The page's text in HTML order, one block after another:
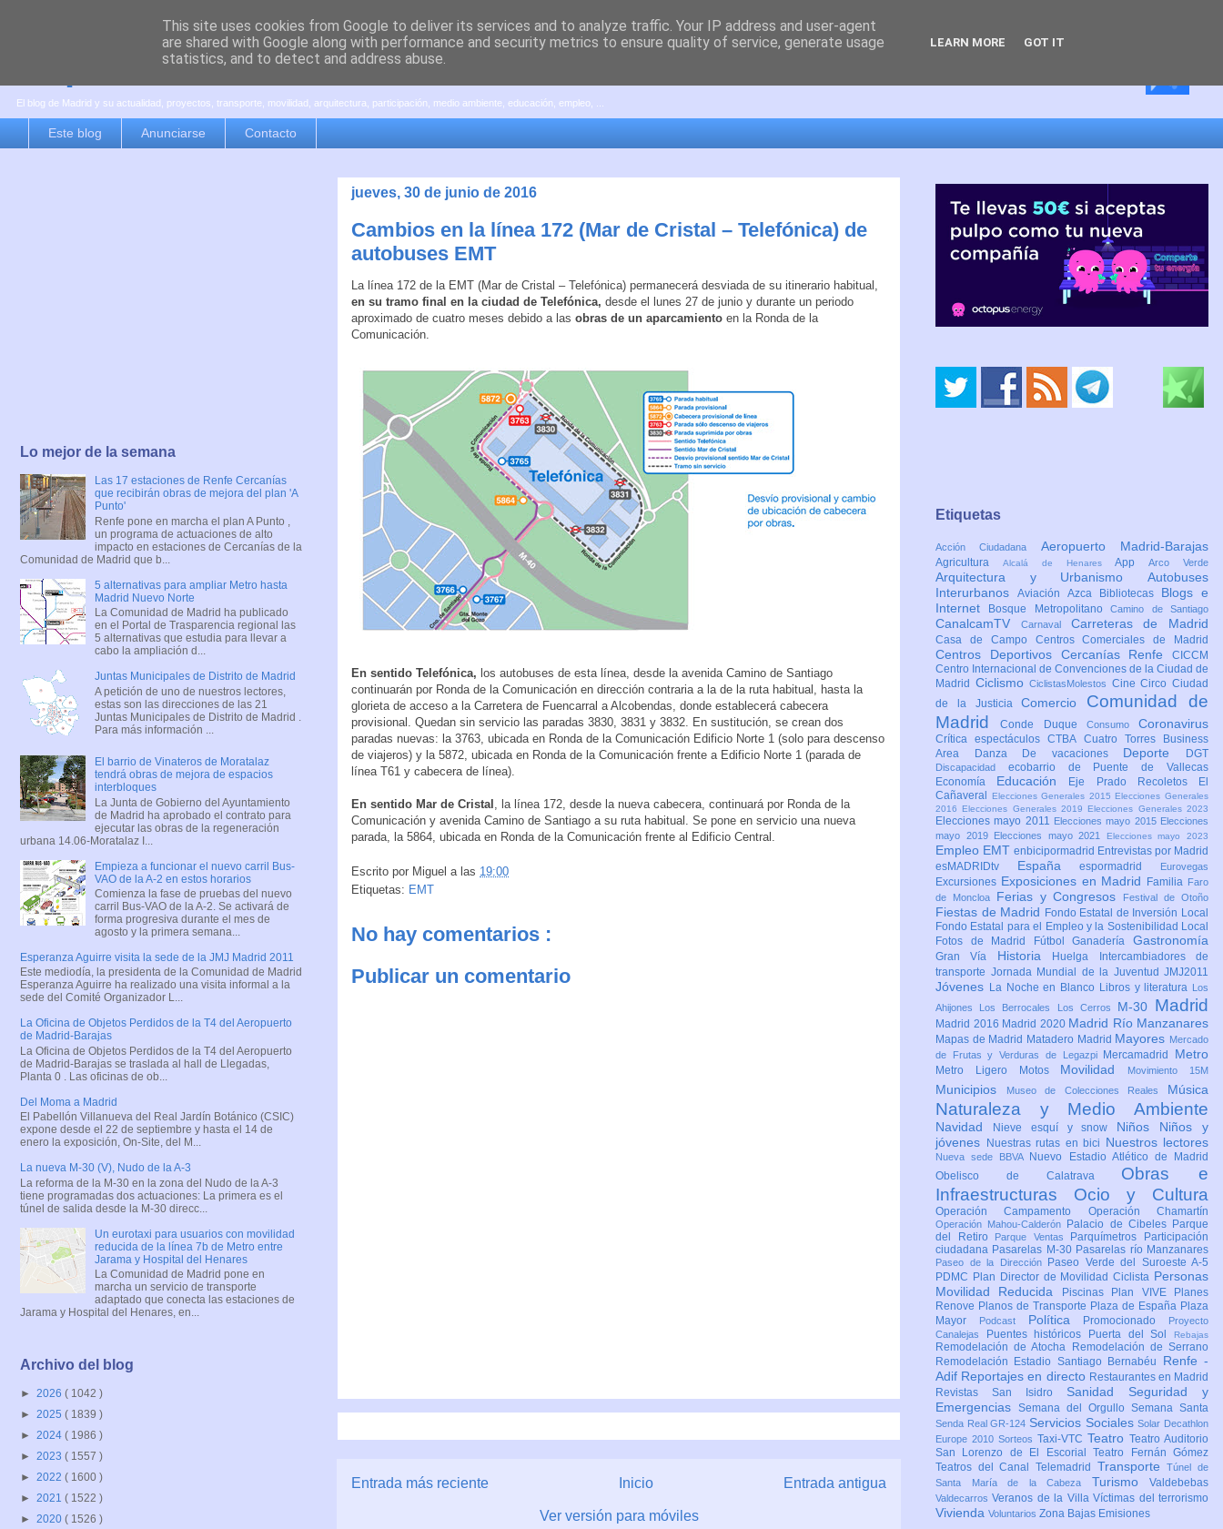
es por madrid
El blog de Madrid y su actualidad, proyectos, transporte, movilidad, arquitectura, participación, medio ambiente, educación, empleo, ...
Este blog Anunciarse Contacto
jueves, 30 de junio de 2016
Cambios en la línea 172 (Mar de Cristal – Telefónica) de
autobuses EMT
La línea 172 de la EMT (Mar de Cristal – Telefónica) permanecerá desviada de su itinerario habitual,
en su tramo final en la ciudad de Telefónica, desde el lunes 27 de junio y durante un periodo
aproximado de cuatro meses debido a las obras de un aparcamiento en la Ronda de la
Comunicación.
En sentido Telefónica, los autobuses de esta línea, desde la avenida Camino de Santiago
continuarán por Ronda de la Comunicación en dirección contraria a la de la ruta habitual, hasta la
glorieta de acceso a la Carretera de Fuencarral a Alcobendas, donde establecerá cabecera
provisional. Quedan sin servicio las paradas 3830, 3831 y 3832. En sustitución, se crean dos
paradas nuevas: la 3763, ubicada en Ronda de la Comunicación Edificio Norte 1 (solo para descenso
de viajeros) y la 5872, ubicada en Ronda de la Comunicación frente a Edificio Norte 1 (parada de
línea T61 y cabecera de línea).
En sentido Mar de Cristal
, la línea 172, desde la nueva cabecera, continuará por Ronda de la
Comunicación y avenida Camino de Santiago a su ruta habitual. Se pone en servicio una nueva
parada, la 5864, ubicada en Ronda de la Comunicación frente al Edificio Central.
Escrito por Miguel a las 19:00
Etiquetas: EMT
No hay comentarios :
Publicar un comentario
Entrada más reciente Entrada antigua
Inicio
Ver versión para móviles
Lo mejor de la semana
Las 17 estaciones de Renfe Cercanías
que recibirán obras de mejora del plan 'A
Punto'
Renfe pone en marcha el plan A Punto ,
un programa de actuaciones de alto
impacto en estaciones de Cercanías de la
Comunidad de Madrid que b...
5 alternativas para ampliar Metro hasta
Madrid Nuevo Norte
La Comunidad de Madrid ha publicado
en el Portal de Trasparencia regional las
5 alternativas que estudia para llevar a
cabo la ampliación d...
Juntas Municipales de Distrito de Madrid
A petición de uno de nuestros lectores,
estas son las direcciones de las 21
Juntas Municipales de Distrito de Madrid .
Para más información ...
El barrio de Vinateros de Moratalaz
tendrá obras de mejora de espacios
interbloques
La Junta de Gobierno del Ayuntamiento
de Madrid ha aprobado el contrato para
ejecutar las obras de la regeneración
urbana 14.06-Moratalaz I...
Empieza a funcionar el nuevo carril Bus-
VAO de la A-2 en estos horarios
Comienza la fase de pruebas del nuevo
carril Bus-VAO de la A-2. Se activará de
forma progresiva durante el mes de
agosto y la primera semana...
Esperanza Aguirre visita la sede de la JMJ Madrid 2011
Este mediodía, la presidenta de la Comunidad de Madrid
Esperanza Aguirre ha realizado una visita informal a la
sede del Comité Organizador L...
La Oficina de Objetos Perdidos de la T4 del Aeropuerto
de Madrid-Barajas
La Oficina de Objetos Perdidos de la T4 del Aeropuerto
de Madrid-Barajas se traslada al hall de Llegadas,
Planta 0 . Las oficinas de ob...
Del Moma a Madrid
El Pabellón Villanueva del Real Jardín Botánico (CSIC)
expone desde el 22 de septiembre y hasta el 14 de
enero la exposición, On-Site, del M...
La nueva M-30 (V), Nudo de la A-3
La reforma de la M-30 en la zona del Nudo de la A-3
tiene programadas dos actuaciones: La primera es el
túnel de salida desde la M-30 direcc...
Un eurotaxi para usuarios con movilidad
reducida de la línea 7b de Metro entre
Jarama y Hospital del Henares
La Comunidad de Madrid pone en
marcha un servicio de transporte
adaptado que conecta las estaciones de
Jarama y Hospital del Henares, en...
Archivo del blog
► 2026 ( 1042 )
► 2025 ( 1839 )
► 2024 ( 1986 )
► 2023 ( 1557 )
► 2022 ( 1600 )
► 2021 ( 1522 )
► 2020 ( 1526 )
Etiquetas
Acción Ciudadana Aeropuerto Madrid-Barajas
Agricultura Alcalá de HenaresAppArco Verde
Arquitectura y Urbanismo Autobuses
Interurbanos Aviación Azca Bibliotecas Blogs e
Internet
Bosque MetropolitanoCamino de Santiago
CanalcamTV Carnaval Carreteras de Madrid
Casa de Campo Centros Comerciales de Madrid
Centros Deportivos Cercanías Renfe CICCM
Centro Internacional de Convenciones de la Ciudad de
Madrid CiclismoCiclistasMolestos CineCircoCiudad
de la JusticiaComercio Comunidad de
MadridConde Duque Consumo Coronavirus
Crítica espectáculosCTBA Cuatro Torres Business
Area
Danza De vacaciones Deporte DGT
Discapacidad ecobarrio de Puente de Vallecas
Economía Educación Eje Prado Recoletos
El
Cañaveral
Elecciones Generales 2015 Elecciones Generales
2016 Elecciones Generales 2019 Elecciones Generales 2023
Elecciones mayo 2011 Elecciones mayo 2015 Elecciones
mayo 2019
Elecciones mayo 2021 Elecciones mayo 2023
Empleo EMT enbicipormadrid Entrevistas por Madrid
esMADRIDtv Españaespormadrid Eurovegas
Excursiones Exposiciones en Madrid Familia Faro
de Moncloa
Ferias y Congresos Festival de Otoño
Fiestas de Madrid Fondo Estatal de Inversión Local
Fondo Estatal para el Empleo y la Sostenibilidad Local
Fotos de Madrid
FútbolGanaderíaGastronomía
Gran Vía Historia Huelga
Intercambiadores de
transporte Jornada Mundial de la Juventud JMJ2011
Jóvenes La Noche en Blanco Libros y literatura
Los
Ahijones
Los Berrocales Los Cerros M-30 Madrid
Madrid 2016 Madrid 2020 Madrid Río Manzanares
Mapas de Madrid Matadero Madrid Mayores Mercado
de Frutas y Verduras de Legazpi
Mercamadrid Metro
Metro Ligero Motos Movilidad Movimiento 15M
Municipios Museo de Colecciones Reales Música
Naturaleza y Medio Ambiente
Navidad Nieve esquí y snow Niños Niños y
jóvenes
Nuestras rutas en bici Nuestros lectores
Nueva sede BBVA
Nuevo Estadio Atlético de Madrid
Obelisco de Calatrava Obras e
Infraestructuras Ocio y Cultura
Operación Campamento Operación Chamartín
Operación Mahou-Calderón Palacio de Cibeles Parque
del Retiro
Parque Ventas Parquímetros
Participación
ciudadana Pasarelas M-30 Pasarelas río Manzanares
Paseo de la Dirección
Paseo Verde del Suroeste A-5
PDMC Plan Director de Movilidad Ciclista Personas
Movilidad Reducida
Piscinas Plan VIVE
Planes
Renove Planos de Transporte Plaza de España Plaza
Mayor
Podcast Política Promocionado
Proyecto
Canalejas
Puentes históricos Puerta del Sol Rebajas
Remodelación de Atocha
Remodelación de Serrano
Remodelación Estadio Santiago Bernabéu Renfe -
Adif Reportajes en directo Restaurantes en Madrid
Revistas San Isidro Sanidad Seguridad y
Emergencias Semana del Orgullo Semana Santa
Senda Real GR-124 Servicios SocialesSolar Decathlon
Europe 2010 Sorteos Taxi-VTC Teatro Teatro Auditorio
San Lorenzo de El EscorialTeatro Fernán Gómez
Teatros del Canal Telemadrid TransporteTúnel de
Santa María de la Cabeza Turismo Valdebebas
ValdecarrosVeranos de la VillaVíctimas del terrorismo
Vivienda Voluntarios Zona Bajas Emisiones
This site uses cookies from Google to deliver its services and to analyze traffic. Your IP address and user-agent
are shared with Google along with performance and security metrics to ensure quality of service, generate usage
statistics, and to detect and address abuse.
LEARN MORE GOT IT